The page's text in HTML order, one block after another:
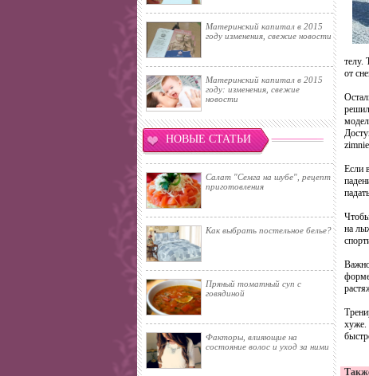
Материнский капитал в 2015
году изменения, свежие новости
Материнский капитал в 2015
году: изменения, свежие
новости
НОВЫЕ СТАТЬИ
Салат "Семга на шубе", рецепт
приготовления
Как выбрать постельное белье?
Пряный томатный суп с
говядиной
Факторы, влияющие на
состояние волос и уход за ними
телу.
от
Если
Чтобы
на
хуже.